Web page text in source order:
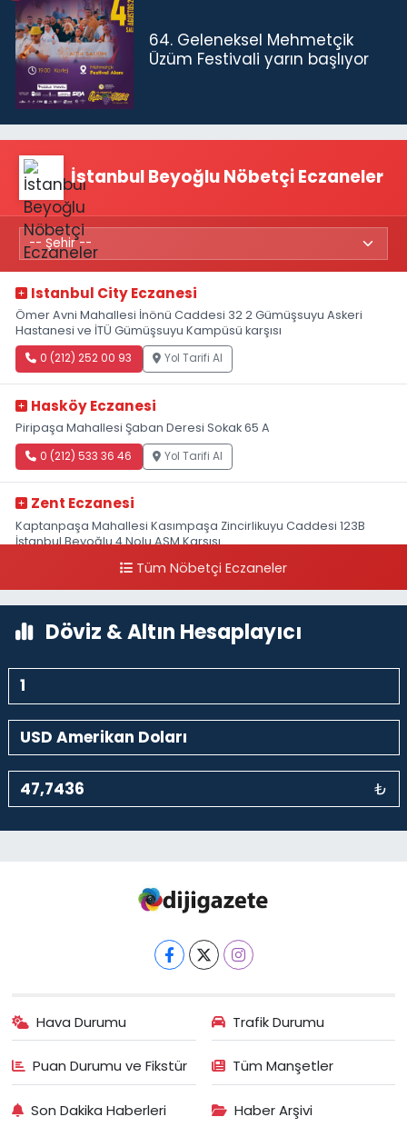
64. Geleneksel Mehmetçik
Üzüm Festivali yarın başlıyor
İstanbul Beyoğlu Nöbetçi Eczaneler
Istanbul City Eczanesi
Ömer Avni Mahallesi İnönü Caddesi 32 2 Gümüşsuyu Askeri
Hastanesi ve İTÜ Gümüşsuyu Kampüsü karşısı
0 (212) 252 00 93 Yol Tarifi Al
Hasköy Eczanesi
Piripaşa Mahallesi Şaban Deresi Sokak 65 A
0 (212) 533 36 46 Yol Tarifi Al
Zent Eczanesi
Kaptanpaşa Mahallesi Kasımpaşa Zincirlikuyu Caddesi 123B
İstanbul Beyoğlu 4 Nolu ASM Karşısı
0 (212) 297 96 92 Yol Tarifi Al
Tüm Nöbetçi Eczaneler
Döviz & Altın Hesaplayıcı
₺
Hava Durumu Trafik Durumu
Puan Durumu ve Fikstür Tüm Manşetler
Son Dakika Haberleri Haber Arşivi